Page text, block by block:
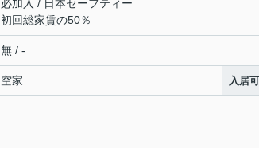
必加入 / 日本セーフティー
初回総家賃の50％
無 / -
空家 入居